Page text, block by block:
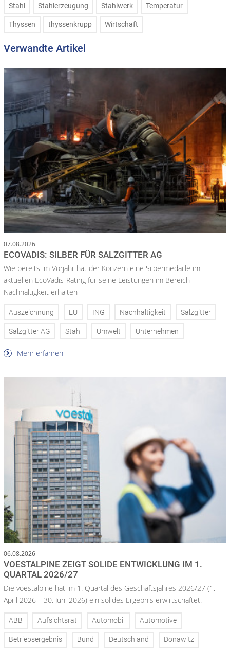
Stahl Stahlerzeugung Stahlwerk Temperatur
Thyssen thyssenkrupp Wirtschaft
Verwandte Artikel
07.08.2026
ECOVADIS: SILBER FÜR SALZGITTER AG
Wie bereits im Vorjahr hat der Konzern eine Silbermedaille im
aktuellen EcoVadis-Rating für seine Leistungen im Bereich
Nachhaltigkeit erhalten
Auszeichnung EU ING Nachhaltigkeit Salzgitter
Salzgitter AG Stahl Umwelt Unternehmen
Mehr erfahren
06.08.2026
VOESTALPINE ZEIGT SOLIDE ENTWICKLUNG IM 1.
QUARTAL 2026/27
Die voestalpine hat im 1. Quartal des Geschäftsjahres 2026/27 (1.
April 2026 – 30. Juni 2026) ein solides Ergebnis erwirtschaftet.
ABB Aufsichtsrat Automobil Automotive
Betriebsergebnis Bund Deutschland Donawitz